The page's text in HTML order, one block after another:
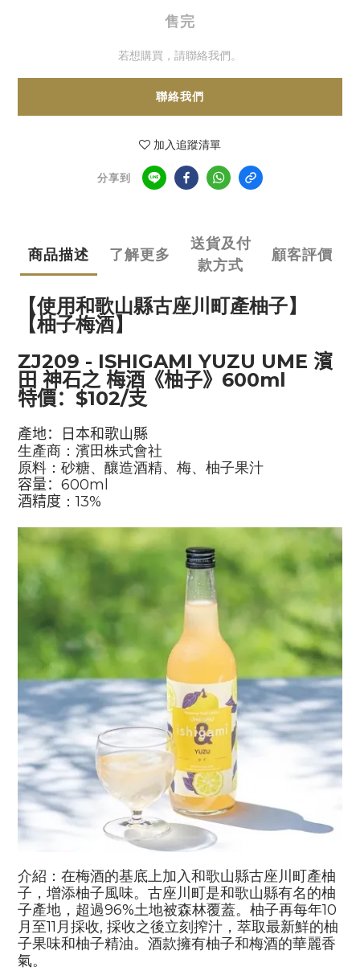
售完
若想購買，請聯絡我們。
聯絡我們
加入追蹤清單
分享到
商品描述 了解更多
送貨及付
款方式
顧客評價
【使用和歌山縣古座川町產柚子】
【柚子梅酒】
ZJ209 - ISHIGAMI YUZU UME 濱
田 神石之 梅酒 《柚子》 600ml
特價： $102/支
產地：日本和歌山縣
生產商：濱田株式會社
原料：砂糖、釀造酒精、梅、柚子果汁
容量： 600ml
酒精度 ：13%
介紹：在梅酒的基底上加入和歌山縣古座川町產柚
子，增添柚子風味。古座川町是和歌山縣有名的柚
子產地，超過96%土地被森林覆蓋。柚子再每年10
月至11 月採收, 採收之後立刻搾汁，萃取最新鮮的柚
子果味和柚子精油。酒款擁有柚子和梅酒的華麗香
氣。